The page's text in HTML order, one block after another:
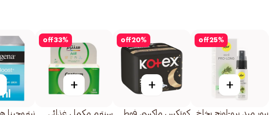
25%
off
+
بيور ميد برو-لونج بخاخ
20%
off
+
كوتكس ماكسي فوط
33%
off
+
سنترم مكمل غذائى